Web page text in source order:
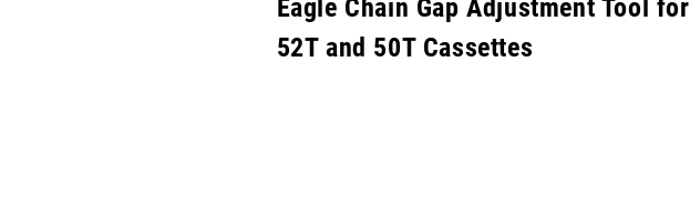
Eagle Chain Gap Adjustment Tool for
52T and 50T Cassettes